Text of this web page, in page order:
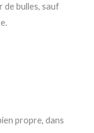
de bulles, sauf
propre, dans